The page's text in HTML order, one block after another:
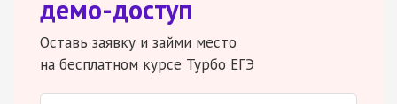
демо-доступ
Оставь заявку и займи место
на бесплатном курсе Турбо ЕГЭ